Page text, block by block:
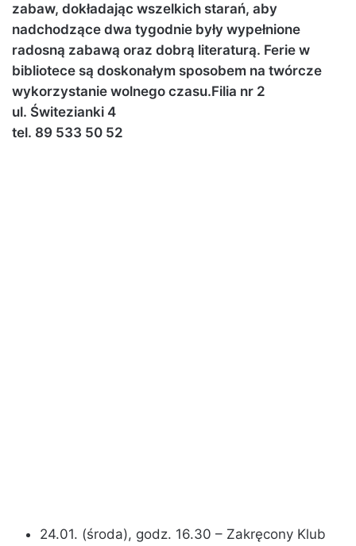
zabaw, dokładając wszelkich starań, aby
nadchodzące dwa tygodnie były wypełnione
radosną zabawą oraz dobrą literaturą. Ferie w
bibliotece są doskonałym sposobem na twórcze
wykorzystanie wolnego czasu.Filia nr 2
ul. Świtezianki 4
tel. 89 533 50 52
24.01. (środa), godz. 16.30 – Zakręcony Klub